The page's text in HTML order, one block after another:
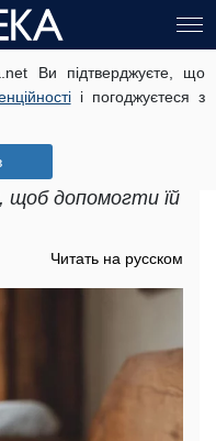
Ви підтверджуєте, що
і погоджуєтеся з
та
її дії
ефективна не
можна читати
щоб допомогти їй
Читать на русском